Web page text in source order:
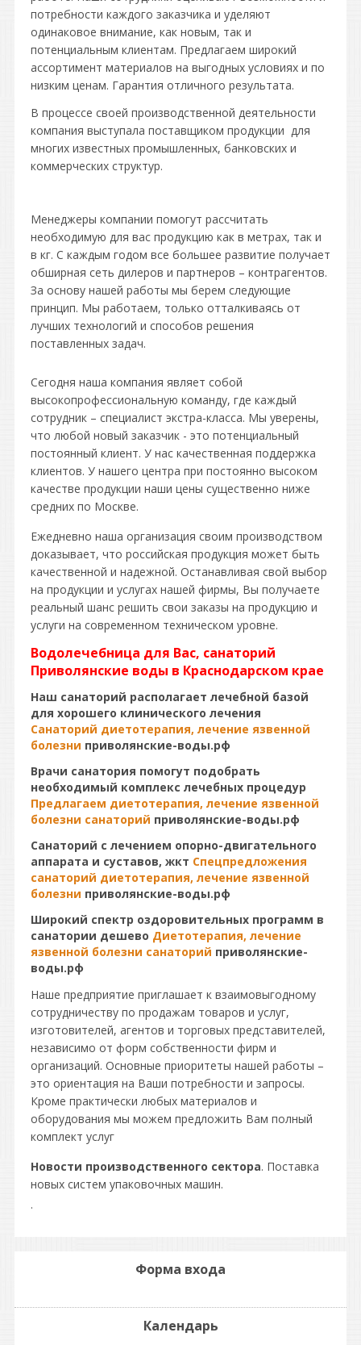
потребности каждого заказчика и уделяют
одинаковое внимание, как новым, так и
потенциальным клиентам. Предлагаем широкий
ассортимент материалов на выгодных условиях и по
низким ценам. Гарантия отличного результата.
В процессе своей производственной деятельности
компания выступала поставщиком продукции для
многих известных промышленных, банковских и
коммерческих структур.
Менеджеры компании помогут рассчитать
необходимую для вас продукцию как в метрах, так и
в кг. С каждым годом все большее развитие получает
обширная сеть дилеров и партнеров – контрагентов.
За основу нашей работы мы берем следующие
принцип. Мы работаем, только отталкиваясь от
лучших технологий и способов решения
поставленных задач.
Сегодня наша компания являет собой
высокопрофессиональную команду, где каждый
сотрудник – специалист экстра-класса. Мы уверены,
что любой новый заказчик - это потенциальный
постоянный клиент. У нас качественная поддержка
клиентов. У нашего центра при постоянно высоком
качестве продукции наши цены существенно ниже
средних по Москве.
Ежедневно наша организация своим производством
доказывает, что российская продукция может быть
качественной и надежной. Останавливая свой выбор
на продукции и услугах нашей фирмы, Вы получаете
реальный шанс решить свои заказы на продукцию и
услуги на современном техническом уровне.
Водолечебница для Вас, санаторий
Приволянские воды в Краснодарском крае
Наш санаторий располагает лечебной базой
для хорошего клинического лечения
Санаторий диетотерапия, лечение язвенной
болезни приволянские-воды.рф
Врачи санатория помогут подобрать
необходимый комплекс лечебных процедур
Предлагаем диетотерапия, лечение язвенной
болезни санаторий приволянские-воды.рф
Санаторий с лечением опорно-двигательного
аппарата и суставов, жкт Спецпредложения
санаторий диетотерапия, лечение язвенной
болезни приволянские-воды.рф
Широкий спектр оздоровительных программ в
санатории дешево Диетотерапия, лечение
язвенной болезни санаторий приволянские-
воды.рф
Наше предприятие приглашает к взаимовыгодному
сотрудничеству по продажам товаров и услуг,
изготовителей, агентов и торговых представителей,
независимо от форм собственности фирм и
организаций. Основные приоритеты нашей работы –
это ориентация на Ваши потребности и запросы.
Кроме практически любых материалов и
оборудования мы можем предложить Вам полный
комплект услуг
Новости производственного сектора. Поставка
новых систем упаковочных машин.
.
Форма входа
Календарь